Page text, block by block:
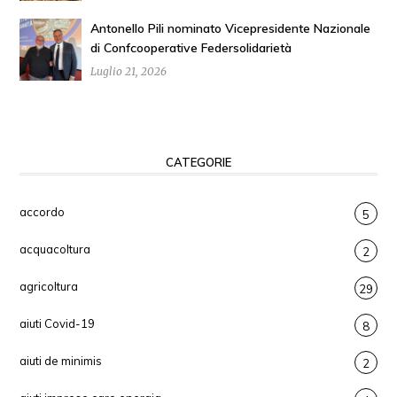
Antonello Pili nominato Vicepresidente Nazionale
di Confcooperative Federsolidarietà
Luglio 21, 2026
CATEGORIE
accordo 5
acquacoltura 2
agricoltura 29
aiuti Covid-19 8
aiuti de minimis 2